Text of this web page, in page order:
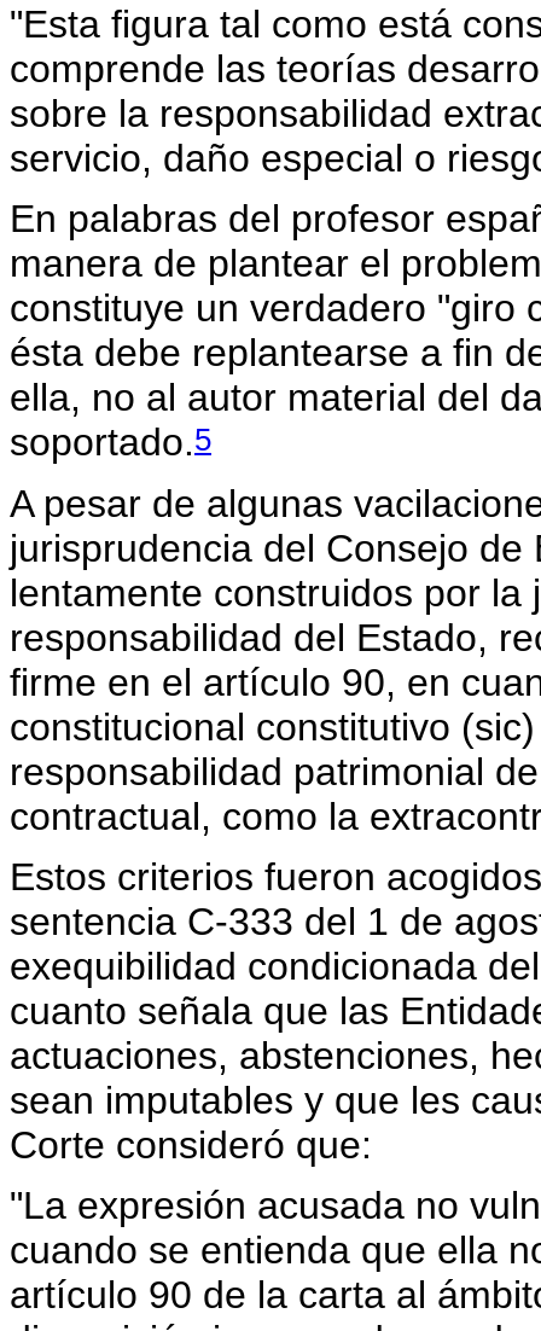
"Esta figura tal como está
comprende las teorías
sobre la responsabilidad
servicio, daño especial o
En palabras del profesor
manera de plantear el
constituye un verdadero "giro
ésta debe replantearse a fin
ella, no al autor material del
soportado.5
A pesar de algunas
jurisprudencia del Consejo
lentamente construidos por
responsabilidad del Estado,
firme en el artículo 90, en
constitucional constitutivo
responsabilidad patrimonial
contractual, como la
Estos criterios fueron
sentencia C-333 del 1 de
exequibilidad condicionada
cuanto señala que las
actuaciones, abstenciones,
sean imputables y que les
Corte consideró que:
"La expresión acusada no
cuando se entienda que ella
artículo 90 de la carta al